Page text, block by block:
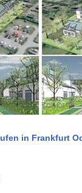
in Frankfurt